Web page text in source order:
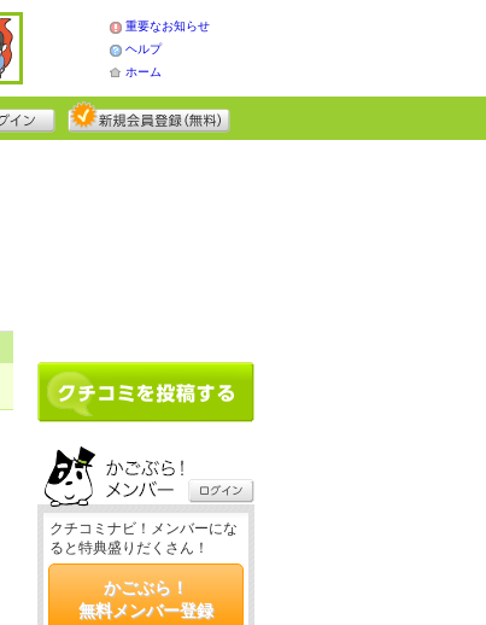
重要なお知らせ
ヘルプ
ホーム
クチコミナビ！メンバーにな
ると特典盛りだくさん！
かごぶら！
無料メンバー登録